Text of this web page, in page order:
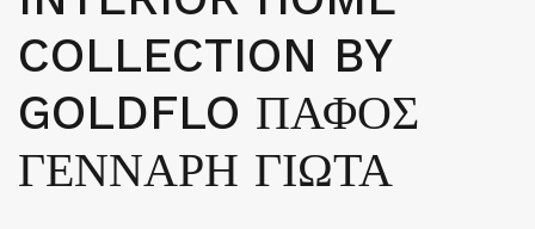
COLLECTION BY
GOLDFLO ΠΑΦΟΣ
ΓΕΝΝΑΡΗ ΓΙΩΤΑ